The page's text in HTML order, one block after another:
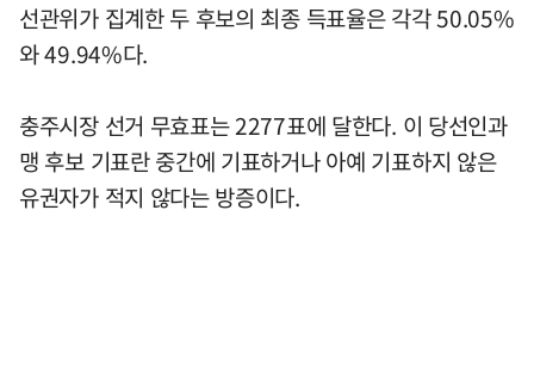
선관위가 집계한 두 후보의 최종 득표율은 각각 50.05%
와 49.94%다.
충주시장 선거 무효표는 2277표에 달한다. 이 당선인과
맹 후보 기표란 중간에 기표하거나 아예 기표하지 않은
유권자가 적지 않다는 방증이다.